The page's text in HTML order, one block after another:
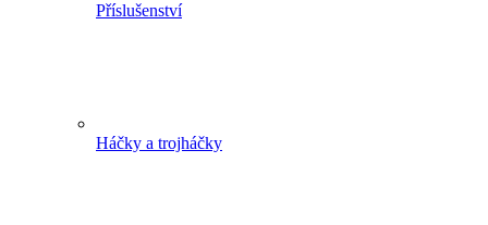
Příslušenství
Háčky a trojháčky